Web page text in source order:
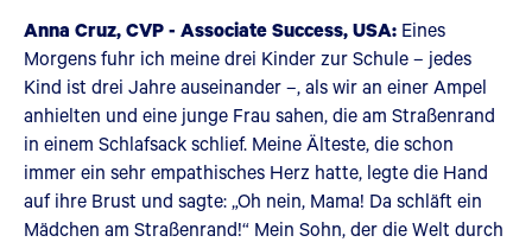
Anna Cruz, CVP - Associate Success, USA: Eines
Morgens fuhr ich meine drei Kinder zur Schule – jedes
Kind ist drei Jahre auseinander –, als wir an einer Ampel
anhielten und eine junge Frau sahen, die am Straßenrand
in einem Schlafsack schlief. Meine Älteste, die schon
immer ein sehr empathisches Herz hatte, legte die Hand
auf ihre Brust und sagte: „Oh nein, Mama! Da schläft ein
Mädchen am Straßenrand!“ Mein Sohn, der die Welt durch